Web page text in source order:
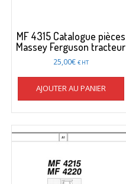
MF 4315 Catalogue pièces
Massey Ferguson tracteur
25,00€ € HT
AJOUTER AU PANIER